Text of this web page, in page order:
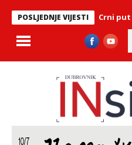
POSLJEDNJE VIJESTI
Maratona lađa: Crni put i